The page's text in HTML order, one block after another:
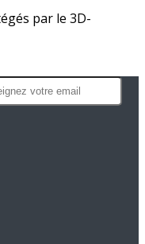
par le 3D-